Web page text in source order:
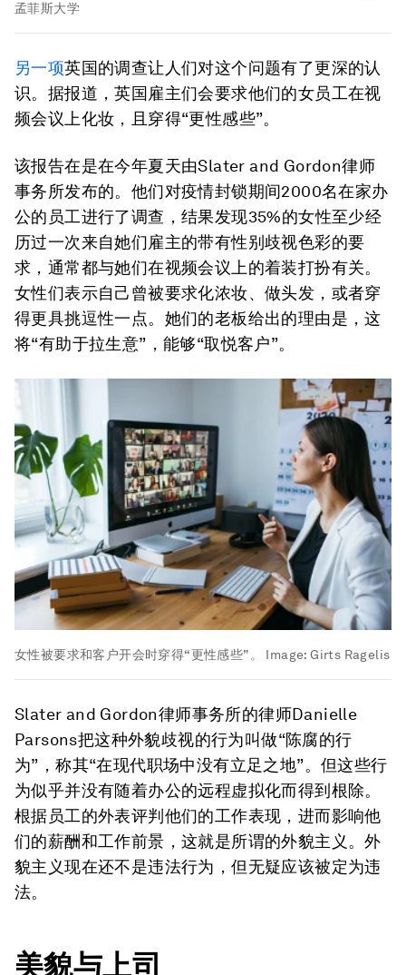
孟菲斯大学
另一项英国的调查让人们对这个问题有了更深的认
识。据报道，英国雇主们会要求他们的女员工在视
频会议上化妆，且穿得“更性感些”。
该报告在是在今年夏天由Slater and Gordon律师
事务所发布的。他们对疫情封锁期间2000名在家办
公的员工进行了调查，结果发现35%的女性至少经
历过一次来自她们雇主的带有性别歧视色彩的要
求，通常都与她们在视频会议上的着装打扮有关。
女性们表示自己曾被要求化浓妆、做头发，或者穿
得更具挑逗性一点。她们的老板给出的理由是，这
将“有助于拉生意”，能够“取悦客户”。
女性被要求和客户开会时穿得“更性感些”。 Image:Girts Ragelis
Slater and Gordon律师事务所的律师Danielle
Parsons把这种外貌歧视的行为叫做“陈腐的行
为”，称其“在现代职场中没有立足之地”。但这些行
为似乎并没有随着办公的远程虚拟化而得到根除。
根据员工的外表评判他们的工作表现，进而影响他
们的薪酬和工作前景，这就是所谓的外貌主义。外
貌主义现在还不是违法行为，但无疑应该被定为违
法。
美貌与上司